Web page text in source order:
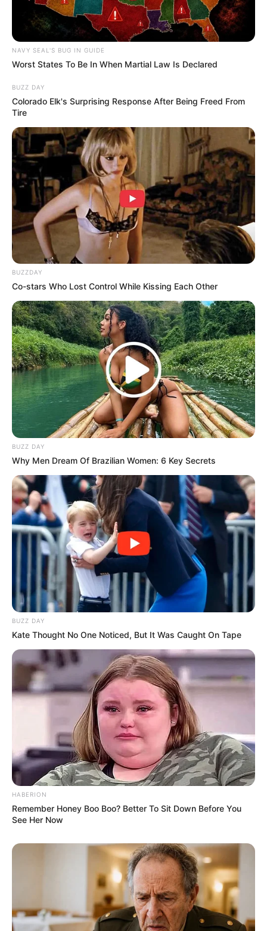
LIHAT ARTIKEL LAINNYA
Laras Kinanda Megan Domani
Beby Tsabina Salshabilla Adriani
Angela Gilsha Haico Van der Veken
TULIS KOMENTAR
Alamat email Anda tidak akan dipublikasikan. Ruas yang wajib ditandai
NAVY SEAL'S BUG IN GUIDE
Worst States To Be In When Martial Law Is Declared
BUZZ DAY
Colorado Elk's Surprising Response After Being Freed From
Tire
BUZZDAY
Co-stars Who Lost Control While Kissing Each Other
BUZZ DAY
Why Men Dream Of Brazilian Women: 6 Key Secrets
BUZZ DAY
Kate Thought No One Noticed, But It Was Caught On Tape
HABERION
Remember Honey Boo Boo? Better To Sit Down Before You
See Her Now